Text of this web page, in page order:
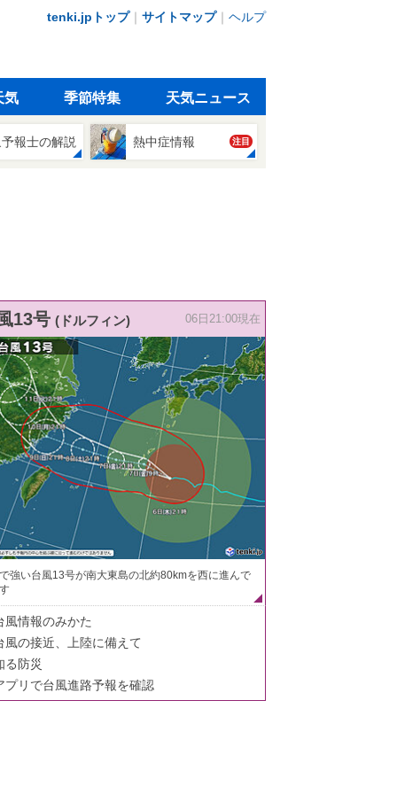
tenki.jpトップ｜ サイトマップ｜ ヘルプ
気 季節特集 天気ニュース
報士の解説 熱中症情報 注目
13号 (ドルフィン) 06日21:00現在
強い台風13号が南大東島の北約80kmを西に進んで
風情報のみかた
風の接近、上陸に備えて
る防災
プリで台風進路予報を確認